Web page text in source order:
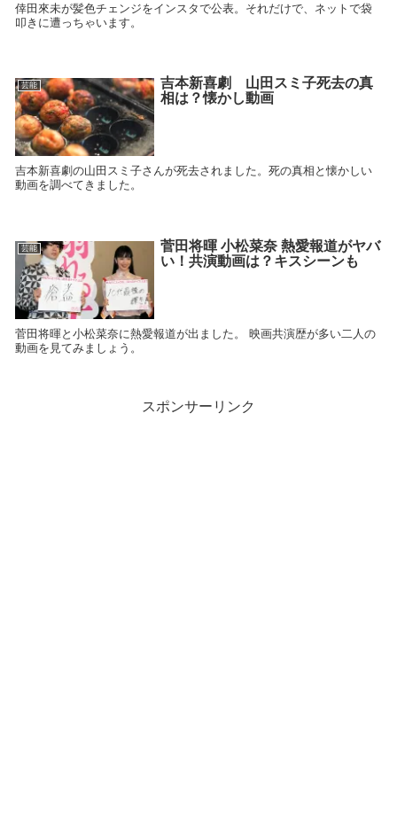
倖田來未が髪色チェンジをインスタで公表。それだけで、ネットで袋
叩きに遭っちゃいます。
芸能
吉本新喜劇 山田スミ子死去の真
相は？懐かし動画
吉本新喜劇の山田スミ子さんが死去されました。死の真相と懐かしい
動画を調べてきました。
芸能
菅田将暉 小松菜奈 熱愛報道がヤバ
い！共演動画は？キスシーンも
菅田将暉と小松菜奈に熱愛報道が出ました。 映画共演歴が多い二人の
動画を見てみましょう。
スポンサーリンク